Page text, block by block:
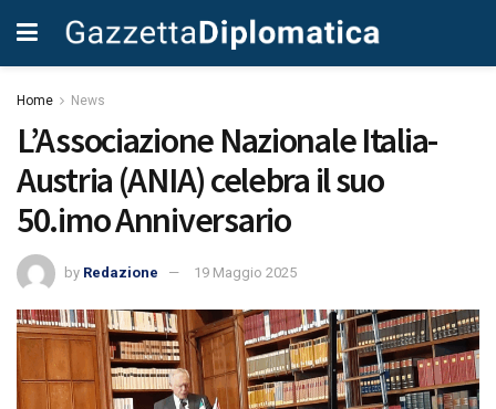
Home News
L’Associazione Nazionale Italia-
Austria (ANIA) celebra il suo
50.imo Anniversario
by Redazione 19 Maggio 2025